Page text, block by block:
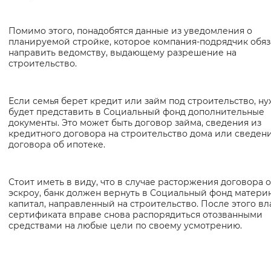
Помимо этого, понадобятся данные из уведомления о
планируемой стройке, которое компания-подрядчик
направить ведомству, выдающему разрешение на
строительство.
Если семья берет кредит или займ под строительство,
будет представить в Социальный фонд дополнительные
документы. Это может быть договор займа, сведения из
кредитного договора на строительство дома или
договора об ипотеке.
Стоит иметь в виду, что в случае расторжения договора
эскроу, банк должен вернуть в Социальный фонд
капитал, направленный на строительство. После этого
сертификата вправе снова распорядиться отозванными
средствами на любые цели по своему усмотрению.